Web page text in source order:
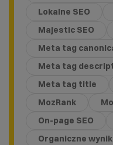
Lokalne SEO
Majestic SEO
Meta tag
Meta tag
Meta tag title
MozRank
On-page SEO
Organiczne